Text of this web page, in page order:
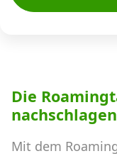
Die
nachschlagen
Mit dem